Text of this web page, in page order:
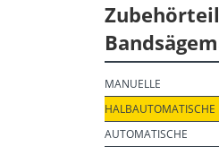
Zubehörteil
MANUELLE
HALBAUTOMATISCHE
AUTOMATISCHE